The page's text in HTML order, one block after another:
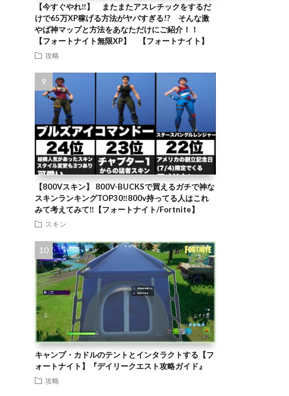
【今すぐやれ‼】 またまたアスレチックをするだ
けで65万XP稼げる方法がヤバすぎる!? そんな激
やば神マップと方法をあなただけにご紹介！！
【フォートナイト無限XP】 【フォートナイト】
攻略
【800Vスキン】 800V-BUCKSで買えるガチで神な
スキンランキングTOP30‼️800v持ってる人はこれ
みて考えてみて‼️【フォートナイト/Fortnite】
スキン
キャンプ・カドルのテントとインタラクトする【フ
ォートナイト】『デイリークエスト攻略ガイド』
攻略